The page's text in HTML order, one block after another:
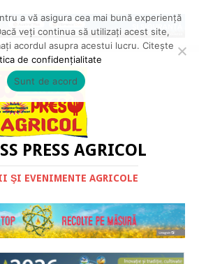
PRESS AGRICOL
ŞI EVENIMENTE AGRICOLE
a vă asigura cea mai bună experiență
veți continua să utilizați acest site,
acordul asupra acestui lucru. Citește
de confidențialitate
Sunt de acord